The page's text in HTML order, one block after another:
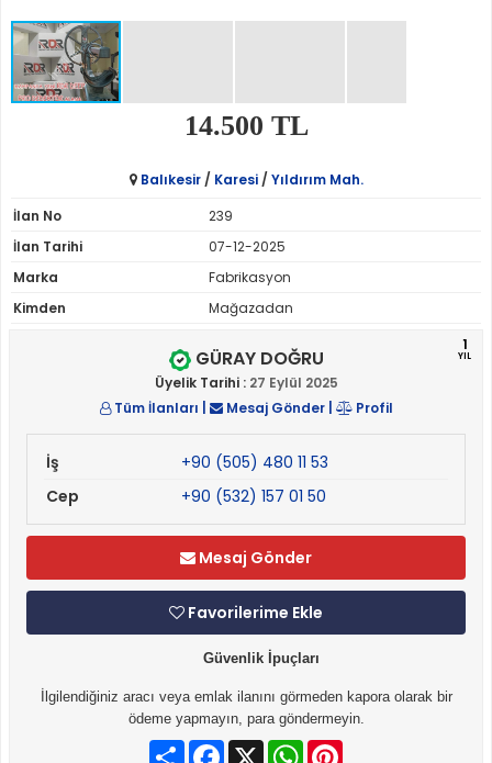
14.500 TL
Balıkesir/ Karesi/ Yıldırım Mah.
İlan No
239
İlan Tarihi
07-12-2025
Marka
Fabrikasyon
Kimden
Mağazadan
1
YIL
GÜRAY DOĞRU
Üyelik Tarihi : 27 Eylül 2025
Tüm İlanları
Mesaj Gönder| Profil
İş
+90 (505) 480 11 53
Cep
+90 (532) 157 01 50
Mesaj Gönder
Favorilerime Ekle
Güvenlik İpuçları
İlgilendiğiniz aracı veya emlak ilanını görmeden kapora olarak bir
ödeme yapmayın, para göndermeyin.
PaylaşFacebook
X WhatsApp